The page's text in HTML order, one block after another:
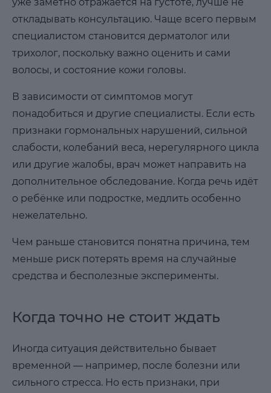
уже заметно отражается на густоте, лучше не
откладывать консультацию. Чаще всего первым
специалистом становится дерматолог или
трихолог, поскольку важно оценить и сами
волосы, и состояние кожи головы.
В зависимости от симптомов могут
понадобиться и другие специалисты. Если есть
признаки гормональных нарушений, сильной
слабости, колебаний веса, нерегулярного цикла
или другие жалобы, врач может направить на
дополнительное обследование. Когда речь идёт
о ребёнке или подростке, медлить особенно
нежелательно.
Чем раньше становится понятна причина, тем
меньше риск потерять время на случайные
средства и бесполезные эксперименты.
Когда точно не стоит ждать
Иногда ситуация действительно бывает
временной — например, после болезни или
сильного стресса. Но есть признаки, при